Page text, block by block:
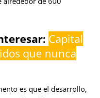
Capital
que nunca
es que el desarrollo,